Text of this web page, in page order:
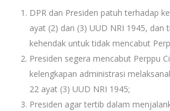
DPR dan Presiden patuh terhadap
ayat (2) dan (3) UUD NRI 1945, dan
kehendak untuk tidak mencabut
Presiden segera mencabut Perppu
kelengkapan administrasi
22 ayat (3) UUD NRI 1945;
Presiden agar tertib dalam